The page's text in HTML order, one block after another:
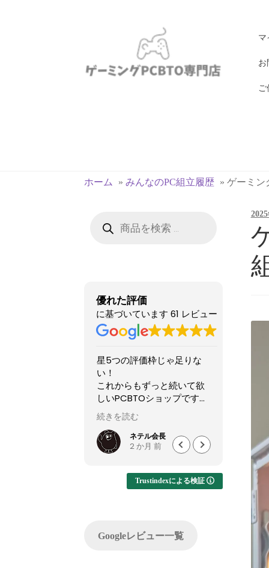
ー
ッ
ン
マ
お
ご
ホーム »みんなのPC組立履歴 »ゲーミン
優れた評価
に基づいています 61 レビュー
星5つの評価枠じゃ足りな
い！
これからもずっと続いて欲
しいPCBTOショップです！
2025年11月に購入、半年近
く何も問題なく快適に使用
できていましたが、突然の
(BOOTランプ点灯で起動不
PCが使えない絶望的な気持
続きを読む
ネテル会長
2 か月 前
て相
購入
け
ポート
くい
しまし
ートを
終わる
USB
まで
の切り
案内
Trustindexによる検証
Googleレビュー一覧